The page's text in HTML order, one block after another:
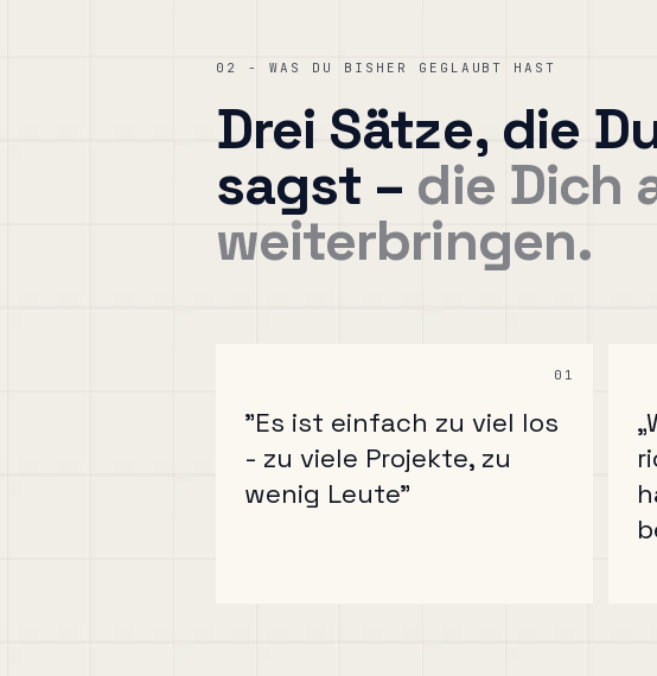
02 - WAS DU BISHER GEGLAUBT HAST
Drei Sätze, die
sagst – die Dich
weiterbringen.
01
"Es ist einfach zu viel los
- zu viele Projekte, zu
wenig Leute"